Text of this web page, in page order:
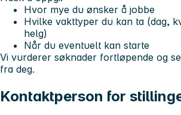
Hvor mye du ønsker å jobbe
Hvilke vakttyper du kan ta (dag,
helg)
Når du eventuelt kan starte
Vi vurderer søknader fortløpende og
fra deg.
Kontaktperson for